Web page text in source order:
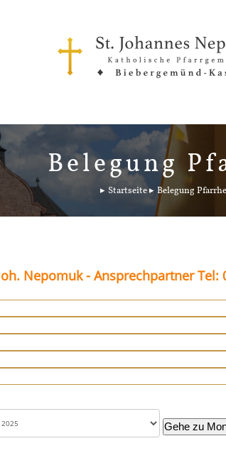
Belegung
Startseite Belegung
Nepomuk - Ansprechpartner Tel:
Gehe zu